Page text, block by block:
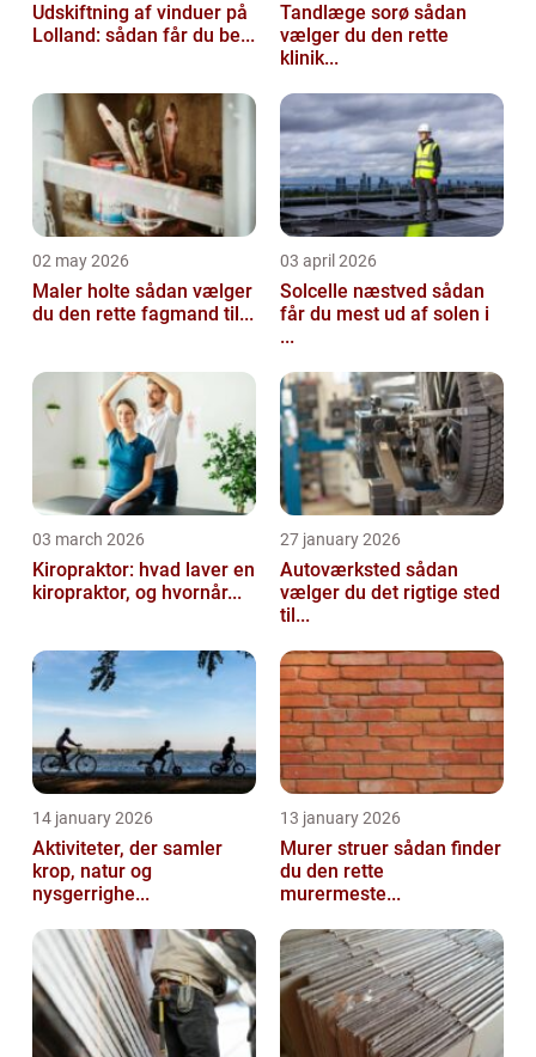
Udskiftning af vinduer på
Lolland: sådan får du be...
Tandlæge sorø sådan
vælger du den rette
klinik...
02 may 2026
Maler holte sådan vælger
du den rette fagmand til...
03 april 2026
Solcelle næstved sådan
får du mest ud af solen i
...
03 march 2026
Kiropraktor: hvad laver en
kiropraktor, og hvornår...
27 january 2026
Autoværksted sådan
vælger du det rigtige sted
til...
14 january 2026
Aktiviteter, der samler
krop, natur og
nysgerrighe...
13 january 2026
Murer struer sådan finder
du den rette
murermeste...